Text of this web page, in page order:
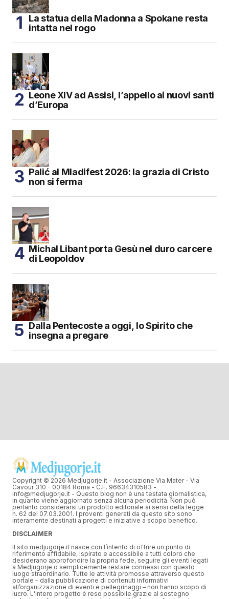
La statua della Madonna a Spokane resta
intatta nel rogo
Leone XIV ad Assisi, l’appello ai nuovi santi
d’Europa
Palić al Mladifest 2026: la grazia di Cristo
non si ferma
Michal Libant porta Gesù nel duro carcere
di Leopoldov
Dalla Pentecoste a oggi, lo Spirito che
insegna a pregare
Copyright © 2026 Medjugorje.it - Associazione Via Mater - Via
Cavour 310 - 00184 Roma - C.F. 96634310583 -
info@medjugorje.it - Questo blog non è una testata giornalistica,
in quanto viene aggiornato senza alcuna periodicità. Non può
pertanto considerarsi un prodotto editoriale ai sensi della legge
n. 62 del 07.03.2001. I proventi generati da questo sito sono
interamente destinati a progetti e iniziative a scopo benefico.
DISCLAIMER
Il sito medjugorje.it nasce con l’intento di offrire un punto di
riferimento affidabile, ispirato e accessibile a tutti coloro che
desiderano approfondire la propria fede, seguire gli eventi legati
a Medjugorje o semplicemente restare connessi con questo
luogo straordinario. Tutte le attività promosse attraverso questo
portale – dalla pubblicazione di contenuti informativi
all’organizzazione di eventi e pellegrinaggi – non hanno scopo di
lucro. L’intero progetto è reso possibile grazie al sostegno